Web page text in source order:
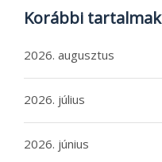
Korábbi tartalmak
2026. augusztus
2026. július
2026. június